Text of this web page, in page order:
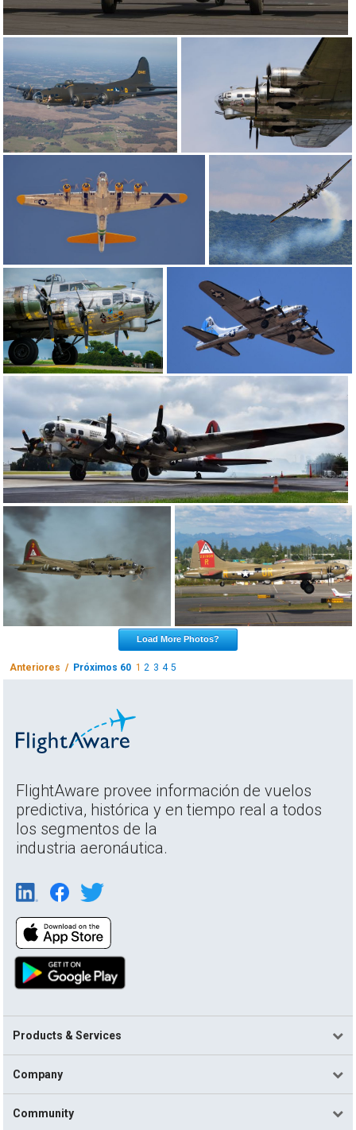
Load More Photos?
Anteriores / Próximos 60 12 3 4 5
FlightAware provee información de vuelos
predictiva, histórica y en tiempo real a todos
los segmentos de la
industria aeronáutica.
Products & Services
Company
Community